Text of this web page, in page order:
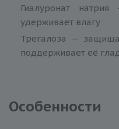
Гиалуронат
удерживает влагу
Трегалоза —
поддерживает её
Особенности